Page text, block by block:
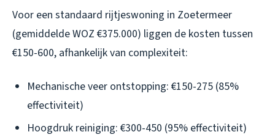
Voor een standaard rijtjeswoning in Zoetermeer
(gemiddelde WOZ €375.000) liggen de kosten tussen
€150-600, afhankelijk van complexiteit:
Mechanische veer ontstopping: €150-275 (85%
effectiviteit)
Hoogdruk reiniging: €300-450 (95% effectiviteit)